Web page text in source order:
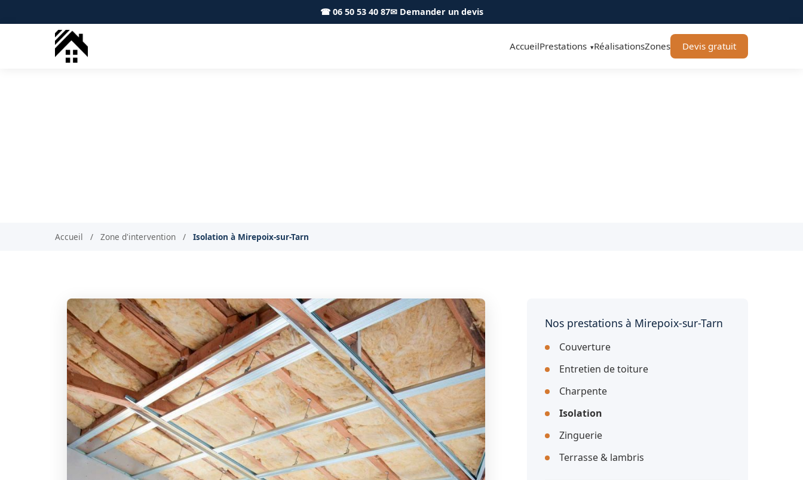
☎ 06 50 53 40 87✉ Demander un devis
AccueilPrestations ▾RéalisationsZones Devis gratuit
Accueil / Zone d'intervention / Isolation à Mirepoix-sur-Tarn
Nos prestations à Mirepoix-sur-Tarn
Couverture
Entretien de toiture
Charpente
Isolation
Zinguerie
Terrasse & lambris